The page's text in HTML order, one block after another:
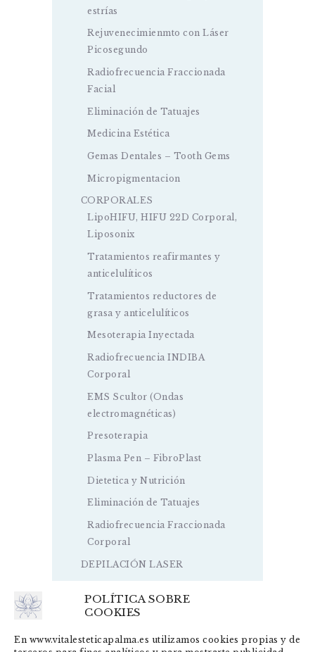
POLÍTICA SOBRE
COOKIES
En www.vitalesteticapalma.es utilizamos cookies propias y de
estrías
Rejuvenecimienmto con Láser
Picosegundo
Radiofrecuencia Fraccionada
Facial
Eliminación de Tatuajes
Medicina Estética
Gemas Dentales – Tooth Gems
Micropigmentacion
CORPORALES
LipoHIFU, HIFU 22D Corporal,
Liposonix
Tratamientos reafirmantes y
anticelulíticos
Tratamientos reductores de
grasa y anticelulíticos
Mesoterapia Inyectada
Radiofrecuencia INDIBA
Corporal
EMS Scultor (Ondas
electromagnéticas)
Presoterapia
Plasma Pen – FibroPlast
Dietetica y Nutrición
Eliminación de Tatuajes
Radiofrecuencia Fraccionada
Corporal
DEPILACIÓN LASER